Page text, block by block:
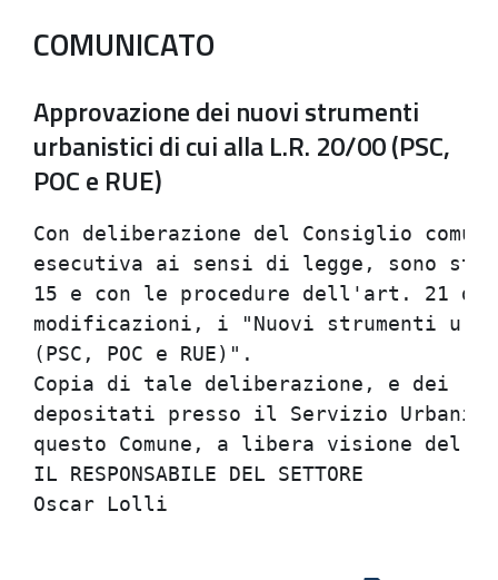
COMUNICATO
Approvazione dei nuovi strumenti
urbanistici di cui alla L.R. 20/00 (PSC,
POC e RUE)
Con deliberazione del
esecutiva ai sensi di legge,
15 e con le procedure
modificazioni, i "Nuovi
(PSC,
Copia di tale
depositati presso il Servizio
questo Comune, a
IL